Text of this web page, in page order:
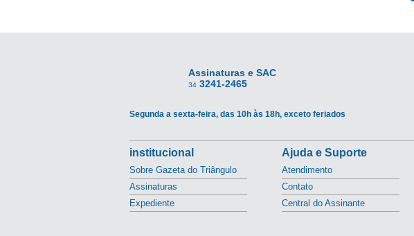
Assinaturas e SAC
34 3241-2465
Segunda a sexta-feira, das 10h às 18h, exceto feriados
institucional
Sobre Gazeta do Triângulo
Assinaturas
Expediente
Ajuda e Suporte
Atendimento
Contato
Central do Assinante